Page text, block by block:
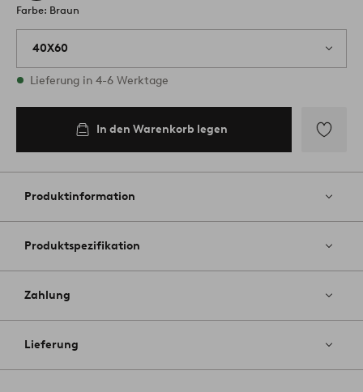
Farbe: Braun
40X60
Vorrätig
Lieferung in 4-6 Werktage
In den Warenkorb legen
Favoriten
Produktinformation
Produktspezifikation
Zahlung
Lieferung